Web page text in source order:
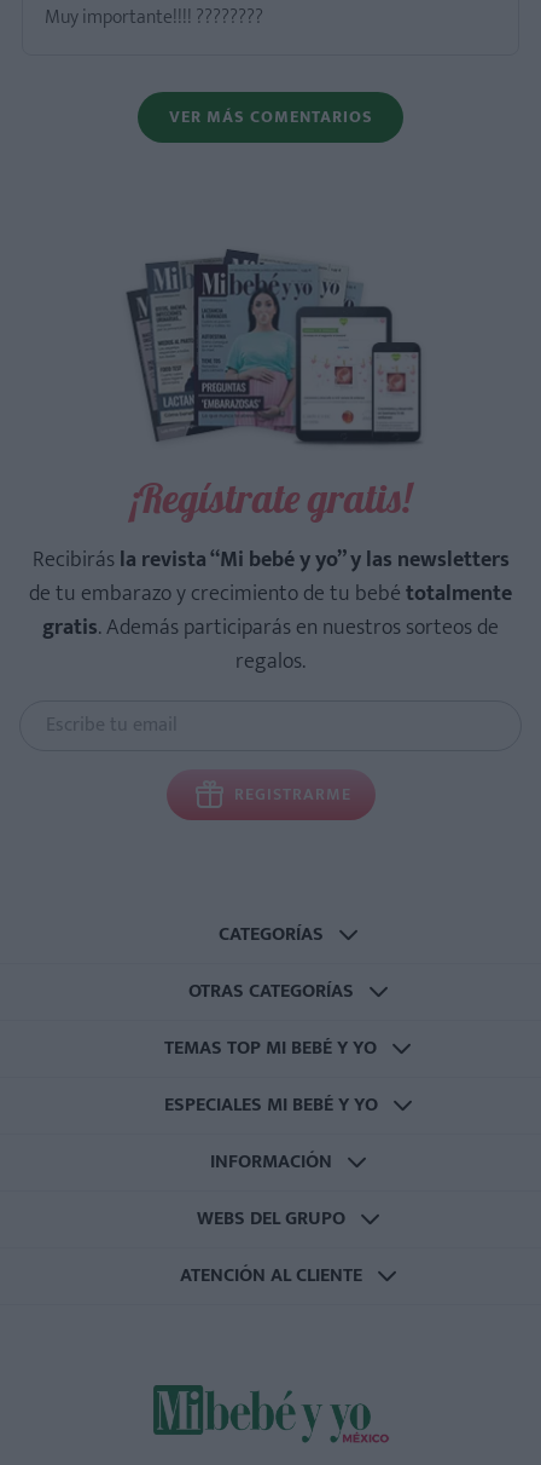
Muy importante!!!! ????????
VER MÁS COMENTARIOS
¡Regístrate gratis!
Recibirásla revista “Mi bebé y yo” y las newsletters
de tu embarazo y crecimiento de tu bebétotalmente
gratis. Además participarás en nuestros sorteos de
regalos.
REGISTRARME
CATEGORÍAS
OTRAS CATEGORÍAS
TEMAS TOP MI BEBÉ Y YO
ESPECIALES MI BEBÉ Y YO
INFORMACIÓN
WEBS DEL GRUPO
ATENCIÓN AL CLIENTE